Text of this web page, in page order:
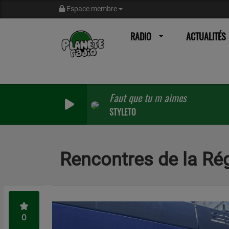
Espace membre
RADIO ACTUALITÉS
Faut que tu m aimes
STYLETO
Rencontres de la
0